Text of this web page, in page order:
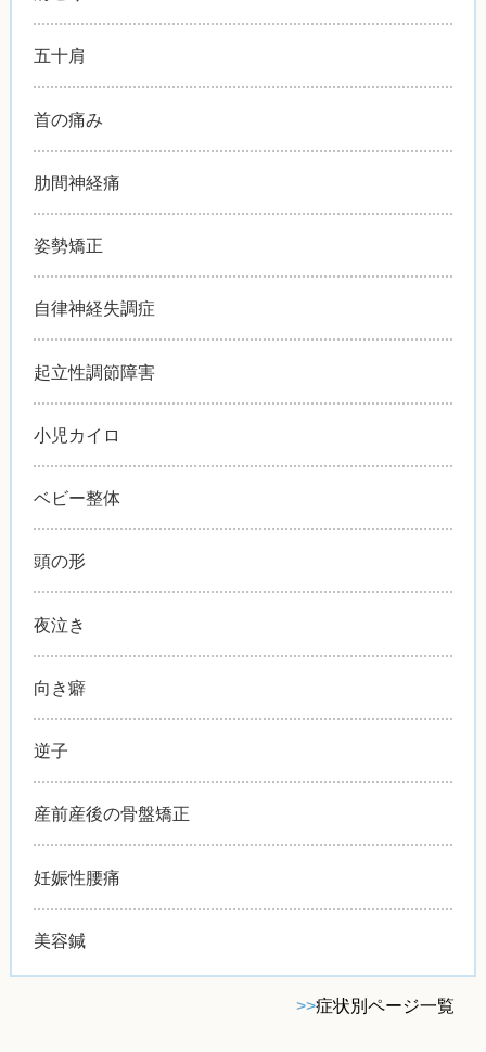
五十肩
首の痛み
肋間神経痛
姿勢矯正
自律神経失調症
起立性調節障害
小児カイロ
ベビー整体
頭の形
夜泣き
向き癖
逆子
産前産後の骨盤矯正
妊娠性腰痛
美容鍼
>>症状別ページ一覧